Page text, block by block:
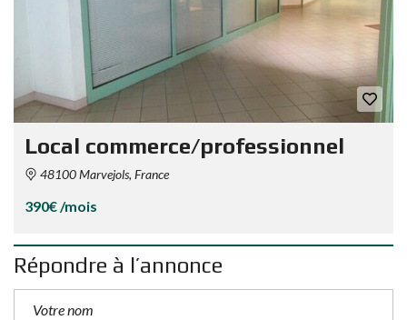
Local commerce/professionnel
48100 Marvejols, France
390€ /mois
Répondre à l’annonce